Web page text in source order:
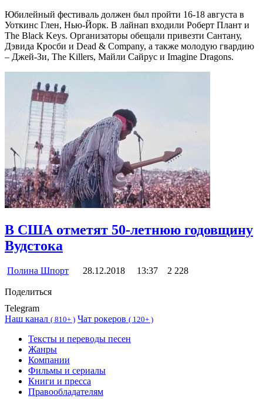
Юбилейный фестиваль должен был пройти 16-18 августа в
Уоткинс Глен, Нью-Йорк. В лайнап входили Роберт Плант и
The Black Keys. Организаторы обещали привезти Сантану,
Дэвида Кросби и Dead & Company, а также молодую гвардию
– Джей-Зи, The Killers, Майли Сайрус и Imagine Dragons.
В США отметят 50-летнюю годовщину
Вудстока
Полина Шпорт 28.12.2018 13:37 2 228
Поделиться
Telegram
Наш канал ( 810+ ) Чат рокеров ( 120+ )
Тексты и переводы песен
Жанры
Компании
Фильмы и сериалы
Книги и пресса
Правообладателям